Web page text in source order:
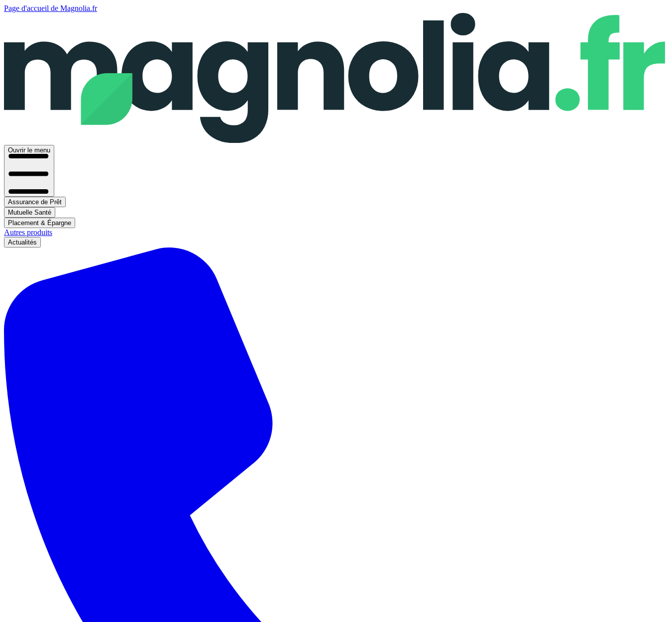
Page d'accueil de Magnolia.fr
Ouvrir le menu
Assurance de Prêt
Mutuelle Santé
Placement & Épargne
Autres produits
Actualités